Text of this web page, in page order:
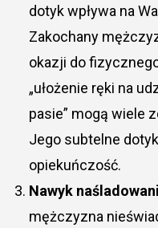
dotyk wpływa na
Zakochany
okazji do
„ułożenie ręki na
pasie” mogą wiele
Jego subtelne
opiekuńczość.
Nawyk
mężczyzna